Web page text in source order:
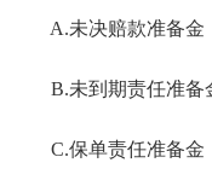
A.未决赔款准备金
B.未到期责任准备
C.保单责任准备金